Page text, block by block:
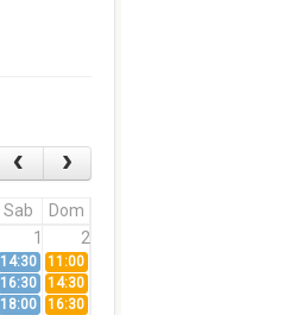
Sab
Dom
1 2
14:30
11:00
16:30
14:30
18:00
16:30